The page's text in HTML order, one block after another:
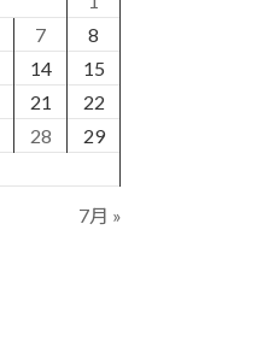
7
8
14
15
21
22
28
29
7月 »